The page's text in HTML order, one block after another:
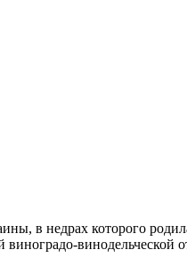
в недрах которого
винодельческой